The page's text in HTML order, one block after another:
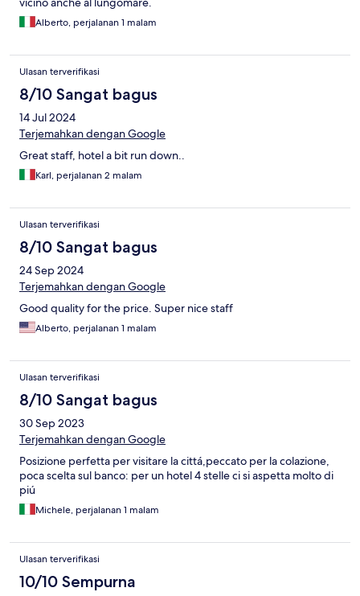
Alberto, perjalanan 1 malam
Ulasan terverifikasi
8/10 Sangat bagus
14 Jul 2024
Terjemahkan dengan Google
Great staff, hotel a bit run down..
Karl, perjalanan 2 malam
Ulasan terverifikasi
8/10 Sangat bagus
24 Sep 2024
Terjemahkan dengan Google
Good quality for the price. Super nice staff
Alberto, perjalanan 1 malam
Ulasan terverifikasi
8/10 Sangat bagus
30 Sep 2023
Terjemahkan dengan Google
Posizione perfetta per visitare la cittá,peccato per la colazione,
poca scelta sul banco: per un hotel 4 stelle ci si aspetta molto di
piú
Michele, perjalanan 1 malam
Ulasan terverifikasi
10/10 Sempurna